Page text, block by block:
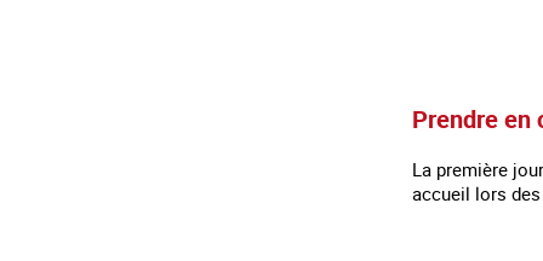
Prendre en
La première
accueil lors